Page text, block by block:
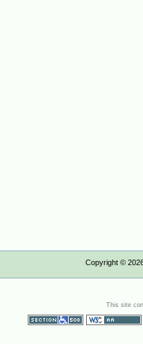
Copyright ©
This site